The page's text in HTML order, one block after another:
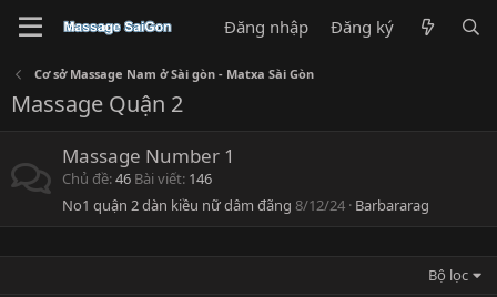
Đăng nhập Đăng ký
Cơ sở Massage Nam ở Sài gòn - Matxa Sài Gòn
Massage Quận 2
Massage Number 1
Chủ đề 46 Bài viết 146
No1 quận 2 dàn kiều nữ dâm đãng 8/12/24 Barbararag
Bộ lọc